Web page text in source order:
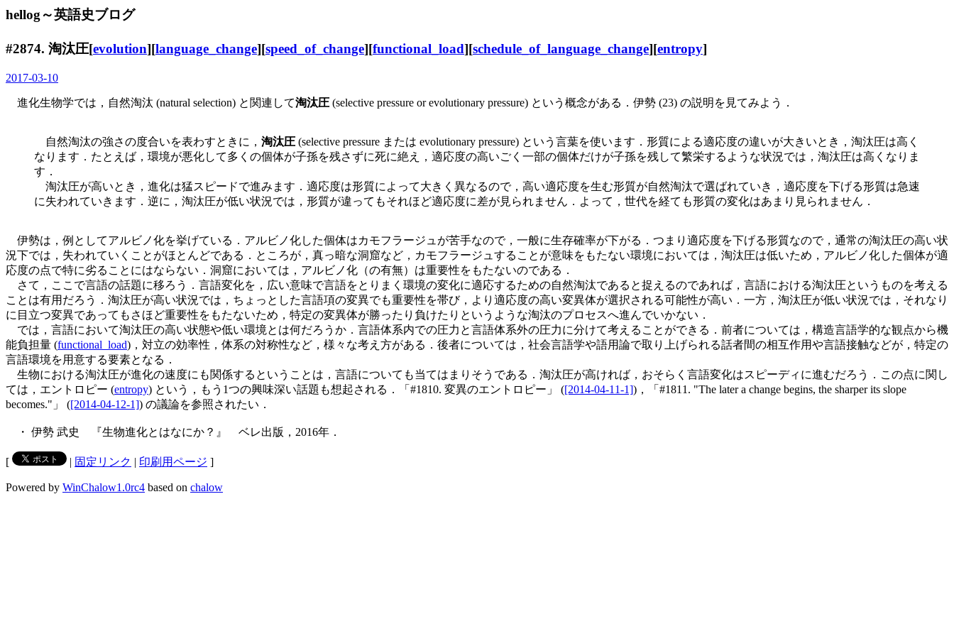
hellog～英語史ブログ
#2874. 淘汰圧[evolution][language_change][speed_of_change][functional_load][schedule_of_language_change][entropy]
2017-03-10
進化生物学では，自然淘汰 (natural selection) と関連して淘汰圧 (selective pressure or evolutionary pressure) という概念がある．伊勢 (23) の説明を見てみよう．
自然淘汰の強さの度合いを表わすときに， 淘汰圧 (selective pressure または evolutionary pressure) という言葉を使います．形質による適応度の違いが大きいとき，淘汰圧は高く
なります．たとえば，環境が悪化して多くの個体が子孫を残さずに死に絶え，適応度の高いごく一部の個体だけが子孫を残して繁栄するような状況では，淘汰圧は高くなりま
す．
淘汰圧が高いとき，進化は猛スピードで進みます．適応度は形質によって大きく異なるので，高い適応度を生む形質が自然淘汰で選ばれていき，適応度を下げる形質は急速
に失われていきます．逆に，淘汰圧が低い状況では，形質が違ってもそれほど適応度に差が見られません．よって，世代を経ても形質の変化はあまり見られません．
伊勢は，例としてアルビノ化を挙げている．アルビノ化した個体はカモフラージュが苦手なので，一般に生存確率が下がる．つまり適応度を下げる形質なので，通常の淘汰圧の高い状
況下では，失われていくことがほとんどである．ところが，真っ暗な洞窟など，カモフラージュすることが意味をもたない環境においては，淘汰圧は低いため，アルビノ化した個体が適
応度の点で特に劣ることにはならない．洞窟においては，アルビノ化（の有無）は重要性をもたないのである．
さて，ここで言語の話題に移ろう．言語変化を，広い意味で言語をとりまく環境の変化に適応するための自然淘汰であると捉えるのであれば，言語における淘汰圧というものを考える
ことは有用だろう．淘汰圧が高い状況では，ちょっとした言語項の変異でも重要性を帯び，より適応度の高い変異体が選択される可能性が高い．一方，淘汰圧が低い状況では，それなり
に目立つ変異であってもさほど重要性をもたないため，特定の変異体が勝ったり負けたりというような淘汰のプロセスへ進んでいかない．
では，言語において淘汰圧の高い状態や低い環境とは何だろうか．言語体系内での圧力と言語体系外の圧力に分けて考えることができる．前者については，構造言語学的な観点から機
能負担量 (functional_load)，対立の効率性，体系の対称性など，様々な考え方がある．後者については，社会言語学や語用論で取り上げられる話者間の相互作用や言語接触などが，特定の
言語環境を用意する要素となる．
生物における淘汰圧が進化の速度にも関係するということは，言語についても当てはまりそうである．淘汰圧が高ければ，おそらく言語変化はスピーディに進むだろう．この点に関し
ては，エントロピー (entropy) という，もう1つの興味深い話題も想起される．「#1810. 変異のエントロピー」 ([2014-04-11-1])，「#1811. "The later a change begins, the sharper its slope
becomes."」 ([2014-04-12-1]) の議論を参照されたい．
・ 伊勢 武史 『生物進化とはなにか？』 ベレ出版，2016年．
[ | 固定リンク | 印刷用ページ ]
Powered by WinChalow1.0rc4 based on chalow